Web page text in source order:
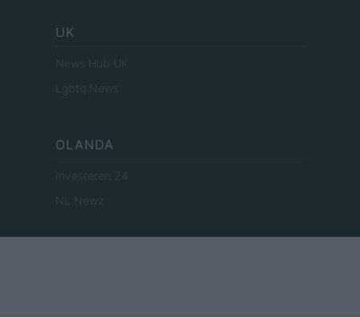
UK
News Hub UK
Lgbtq News
OLANDA
Investeren 24
NL Newz